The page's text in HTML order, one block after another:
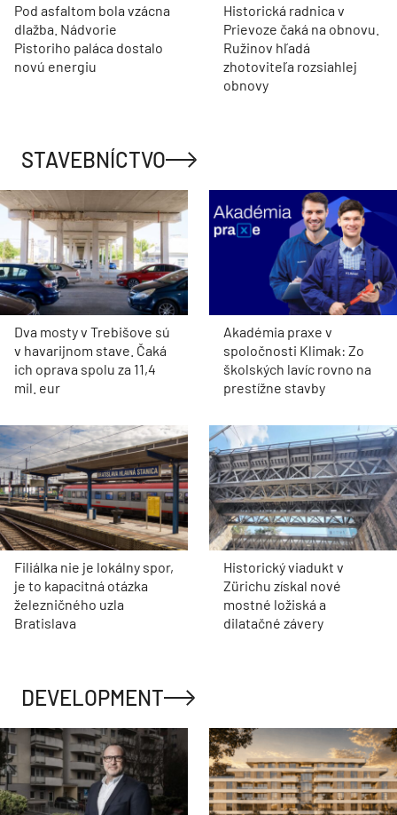
Pod asfaltom bola vzácna
dlažba. Nádvorie
Pistoriho paláca dostalo
novú energiu
Historická radnica v
Prievoze čaká na obnovu.
Ružinov hľadá
zhotoviteľa rozsiahlej
obnovy
STAVEBNÍCTVO
Dva mosty v Trebišove sú
v havarijnom stave. Čaká
ich oprava spolu za 11,4
mil. eur
Akadémia praxe v
spoločnosti Klimak: Zo
školských lavíc rovno na
prestížne stavby
Filiálka nie je lokálny spor,
je to kapacitná otázka
železničného uzla
Bratislava
Historický viadukt v
Zürichu získal nové
mostné ložiská a
dilatačné závery
DEVELOPMENT